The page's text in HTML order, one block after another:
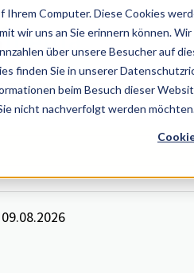
Ihrem Computer. Diese Cookies
wir uns an Sie erinnern können.
über unsere Besucher auf
finden Sie in unserer
beim Besuch dieser
nicht nachverfolgt werden